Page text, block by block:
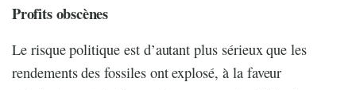
Profits obscènes
Le risque politique est d’autant plus sérieux que les
rendements des fossiles ont explosé, à la faveur